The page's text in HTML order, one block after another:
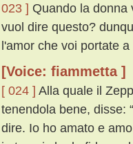
023 ] Quando la donna
vuol dire questo?
l'amor che voi portate
[Voice: fiammetta ]
[ 024 ] Alla quale il
tenendola bene, disse:
dire. Io ho amato e